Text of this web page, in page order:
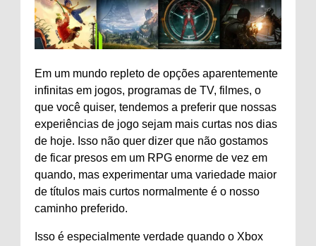
Em um mundo repleto de opções aparentemente
infinitas em jogos, programas de TV, filmes, o
que você quiser, tendemos a preferir que nossas
experiências de jogo sejam mais curtas nos dias
de hoje. Isso não quer dizer que não gostamos
de ficar presos em um RPG enorme de vez em
quando, mas experimentar uma variedade maior
de títulos mais curtos normalmente é o nosso
caminho preferido.
Isso é especialmente verdade quando o Xbox